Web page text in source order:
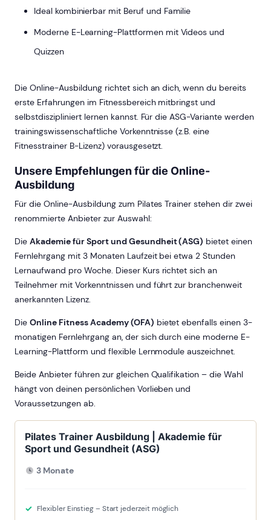
Ideal kombinierbar mit Beruf und Familie
Moderne E-Learning-Plattformen mit Videos und
Quizzen
Die Online-Ausbildung richtet sich an dich, wenn du bereits
erste Erfahrungen im Fitnessbereich mitbringst und
selbstdiszipliniert lernen kannst. Für die ASG-Variante werden
trainingswissenschaftliche Vorkenntnisse (z.B. eine
Fitnesstrainer B-Lizenz) vorausgesetzt.
Unsere Empfehlungen für die Online-
Ausbildung
Für die Online-Ausbildung zum Pilates Trainer stehen dir zwei
renommierte Anbieter zur Auswahl:
Die Akademie für Sport und Gesundheit (ASG) bietet einen
Fernlehrgang mit 3 Monaten Laufzeit bei etwa 2 Stunden
Lernaufwand pro Woche. Dieser Kurs richtet sich an
Teilnehmer mit Vorkenntnissen und führt zur branchenweit
anerkannten Lizenz.
Die Online Fitness Academy (OFA) bietet ebenfalls einen 3-
monatigen Fernlehrgang an, der sich durch eine moderne E-
Learning-Plattform und flexible Lernmodule auszeichnet.
Beide Anbieter führen zur gleichen Qualifikation – die Wahl
hängt von deinen persönlichen Vorlieben und
Voraussetzungen ab.
Pilates Trainer Ausbildung | Akademie für
Sport und Gesundheit (ASG)
3 Monate
Flexibler Einstieg – Start jederzeit möglich